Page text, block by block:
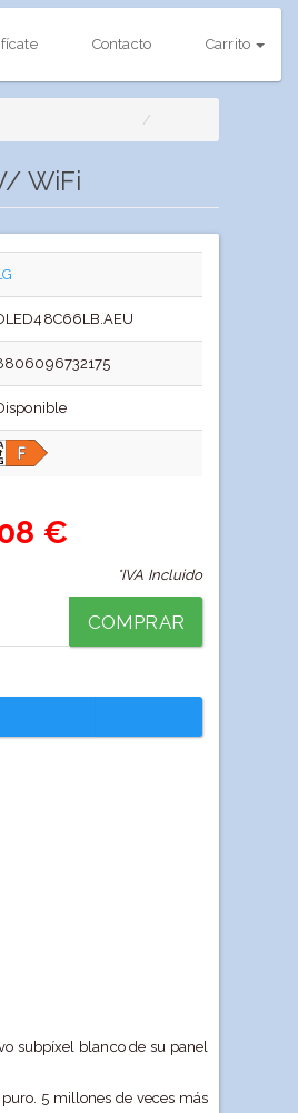
Contacto Carrito
WiFi
€
*IVA Incluido
COMPRAR
subpíxel blanco de su panel
5 millones de veces más